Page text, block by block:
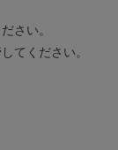
さい。
てください。